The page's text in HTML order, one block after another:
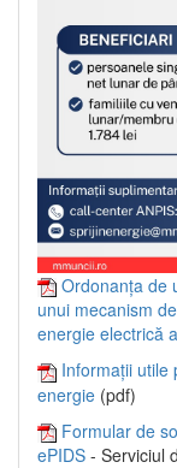
Ordonanța de
unui mecanism
energie electrică
Informații utile
energie (pdf)
Formular de
ePIDS - Serviciul